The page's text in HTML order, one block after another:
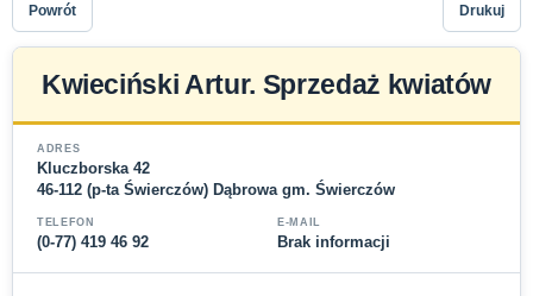
Powrót Drukuj
Kwieciński Artur. Sprzedaż kwiatów
ADRES
Kluczborska 42
46-112 (p-ta Świerczów) Dąbrowa gm. Świerczów
TELEFON
(0-77) 419 46 92
E-MAIL
Brak informacji